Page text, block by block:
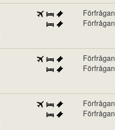
Förfrågan
Förfrågan
Förfrågan
Förfrågan
Förfrågan
Förfrågan